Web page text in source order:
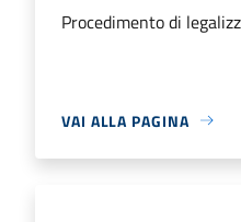
Procedimento di
VAI ALLA PAGINA